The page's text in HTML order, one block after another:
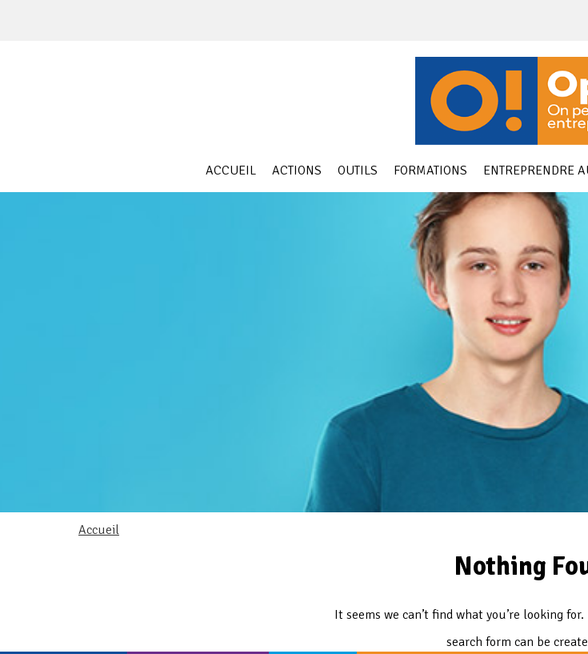
ACCUEIL ACTIONS OUTILS FORMATIONS ENTREPRENDRE
Accueil
Nothing
It seems we can’t find what you’re looking
search form can be